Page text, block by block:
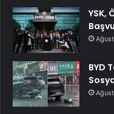
YSK,
BYD